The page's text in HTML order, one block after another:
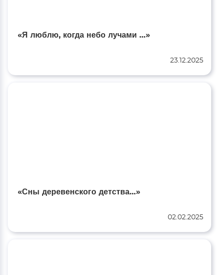
«Я люблю, когда небо лучами …»
23.12.2025
«Сны деревенского детства…»
02.02.2025